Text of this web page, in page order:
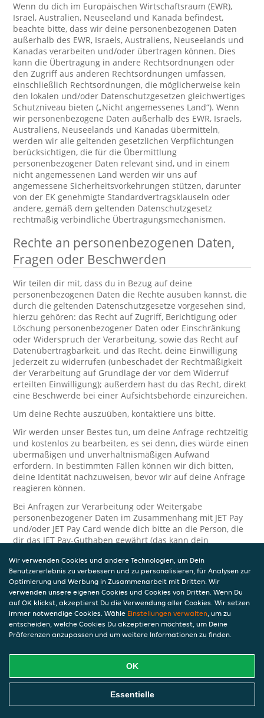
Wenn du dich im Europäischen Wirtschaftsraum (EWR),
Israel, Australien, Neuseeland und Kanada befindest,
beachte bitte, dass wir deine personenbezogenen Daten
außerhalb des EWR, Israels, Australiens, Neuseelands und
Kanadas verarbeiten und/oder übertragen können. Dies
kann die Übertragung in andere Rechtsordnungen oder
den Zugriff aus anderen Rechtsordnungen umfassen,
einschließlich Rechtsordnungen, die möglicherweise kein
den lokalen und/oder Datenschutzgesetzen gleichwertiges
Schutzniveau bieten („Nicht angemessenes Land“). Wenn
wir personenbezogene Daten außerhalb des EWR, Israels,
Australiens, Neuseelands und Kanadas übermitteln,
werden wir alle geltenden gesetzlichen Verpflichtungen
berücksichtigen, die für die Übermittlung
personenbezogener Daten relevant sind, und in einem
nicht angemessenen Land werden wir uns auf
angemessene Sicherheitsvorkehrungen stützen, darunter
von der EK genehmigte Standardvertragsklauseln oder
andere, gemäß dem geltenden Datenschutzgesetz
rechtmäßig verbindliche Übertragungsmechanismen.
Rechte an personenbezogenen Daten,
Fragen oder Beschwerden
Wir teilen dir mit, dass du in Bezug auf deine
personenbezogenen Daten die Rechte ausüben kannst, die
durch die geltenden Datenschutzgesetze vorgesehen sind,
hierzu gehören: das Recht auf Zugriff, Berichtigung oder
Löschung personenbezogener Daten oder Einschränkung
oder Widerspruch der Verarbeitung, sowie das Recht auf
Datenübertragbarkeit, und das Recht, deine Einwilligung
jederzeit zu widerrufen (unbeschadet der Rechtmäßigkeit
der Verarbeitung auf Grundlage der vor dem Widerruf
erteilten Einwilligung); außerdem hast du das Recht, direkt
eine Beschwerde bei einer Aufsichtsbehörde einzureichen.
Um deine Rechte auszuüben, kontaktiere uns bitte.
Wir werden unser Bestes tun, um deine Anfrage rechtzeitig
und kostenlos zu bearbeiten, es sei denn, dies würde einen
übermäßigen und unverhältnismäßigen Aufwand
erfordern. In bestimmten Fällen können wir dich bitten,
deine Identität nachzuweisen, bevor wir auf deine Anfrage
reagieren können.
Bei Anfragen zur Verarbeitung oder Weitergabe
personenbezogener Daten im Zusammenhang mit JET Pay
und/oder JET Pay Card wende dich bitte an die Person, die
dir das JET Pay-Guthaben gewährt (das kann dein
erforderlich, da JET und die Person, die dir das Guthaben
gewährt, eine separate Verantwortung für die Verarbeitung
und den Schutz deiner personenbezogenen Daten haben.
Solltest du weitere Fragen oder Beschwerden in Bezug auf
die Verarbeitung deiner personenbezogenen Daten haben,
kontaktieren wir dich gerne. Wir würden uns auch über
Tipps oder Vorschläge zur Verbesserung unserer Erklärung
JET nimmt den Schutz personenbezogener Daten sehr ernst
und daher ergreifen wir angemessene Maßnahmen, um
Wir verwenden Cookies und andere Technologien, um Dein
Benutzererlebnis zu verbessern und zu personalisieren, für Analysen zur
Optimierung und Werbung in Zusammenarbeit mit Dritten. Wir
verwenden unsere eigenen Cookies und Cookies von Dritten. Wenn Du
auf OK klickst, akzeptierst Du die Verwendung aller Cookies. Wir setzen
immer notwendige Cookies. Wähle Einstellungen verwalten, um zu
entscheiden, welche Cookies Du akzeptieren möchtest, um Deine
Präferenzen anzupassen und um weitere Informationen zu finden.
OK
Essentielle